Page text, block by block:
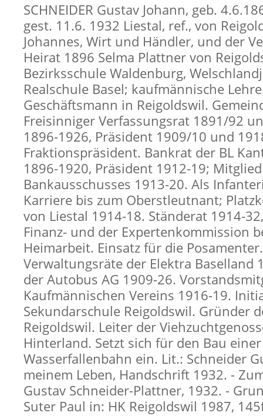
SCHNEIDER Gustav Johann, geb.
gest. 11.6. 1932 Liestal, ref., von
Johannes, Wirt und Händler, und der
Heirat 1896 Selma Plattner von
Bezirksschule Waldenburg,
Realschule Basel; kaufmännische
Geschäftsmann in Reigoldswil.
Freisinniger Verfassungsrat 1891/92
1896-1926, Präsident 1909/10 und
Fraktionspräsident. Bankrat der BL
1896-1920, Präsident 1912-19;
Bankausschusses 1913-20. Als
Karriere bis zum Oberstleutnant;
von Liestal 1914-18. Ständerat 1914-
Finanz- und der Expertenkommission
Heimarbeit. Einsatz für die
Verwaltungsräte der Elektra Baselland
der Autobus AG 1909-26.
Kaufmännischen Vereins 1916-19.
Sekundarschule Reigoldswil. Gründer
Reigoldswil. Leiter der
Hinterland. Setzt sich für den Bau einer
Wasserfallenbahn ein. Lit.: Schneider
meinem Leben, Handschrift 1932. -
Gustav Schneider-Plattner, 1932. -
Suter Paul in: HK Reigoldswil 1987,